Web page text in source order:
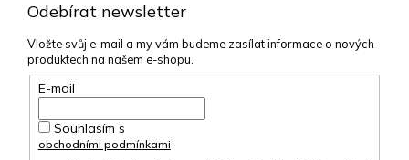
Odebírat newsletter
Vložte svůj e-mail a my vám budeme zasílat informace o nových
produktech na našem e-shopu.
E-mail
Souhlasím s
obchodními podmínkami